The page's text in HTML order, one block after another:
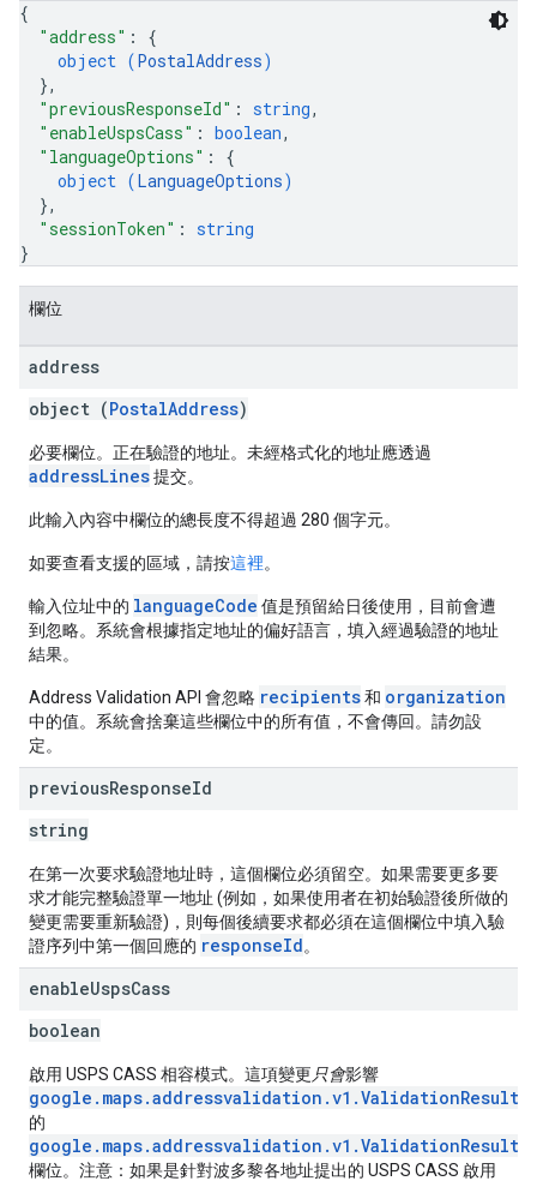
{
"address" : {
object (PostalAddress)
},
"previousResponseId" : string,
"enableUspsCass" : boolean,
"languageOptions" : {
object (LanguageOptions)
},
"sessionToken" : string
}
欄位
address
object (PostalAddress)
必要欄位。正在驗證的地址。未經格式化的地址應透過
addressLines提交。
此輸入內容中欄位的總長度不得超過 280 個字元。
如要查看支援的區域，請按這裡。
輸入位址中的 languageCode 值是預留給日後使用，目前會遭
到忽略。系統會根據指定地址的偏好語言，填入經過驗證的地址
結果。
Address Validation API 會忽略 recipients和 organization
中的值。系統會捨棄這些欄位中的所有值，不會傳回。請勿設
定。
previousResponseId
string
在第一次要求驗證地址時，這個欄位必須留空。如果需要更多要
求才能完整驗證單一地址 (例如，如果使用者在初始驗證後所做的
變更需要重新驗證)，則每個後續要求都必須在這個欄位中填入驗
證序列中第一個回應的 responseId。
enableUspsCass
boolean
啟用 USPS CASS 相容模式。這項變更 只會影響
google.maps.addressvalidation.v1.ValidationResult
的
欄位。注意：如果是針對波多黎各地址提出的 USPS CASS 啟用